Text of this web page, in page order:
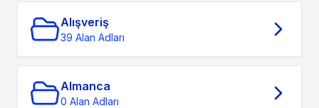
Alışveriş
39 Alan Adları
Almanca
0 Alan Adları